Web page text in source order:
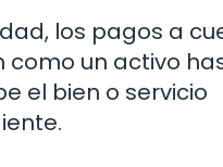
los pagos a
como un activo
el bien o servicio